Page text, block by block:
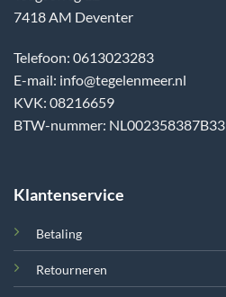
7418 AM Deventer
Telefoon: 0613023283
E-mail: info@tegelenmeer.nl
KVK: 08216659
BTW-nummer: NL002358387B33
Klantenservice
Betaling
Retourneren